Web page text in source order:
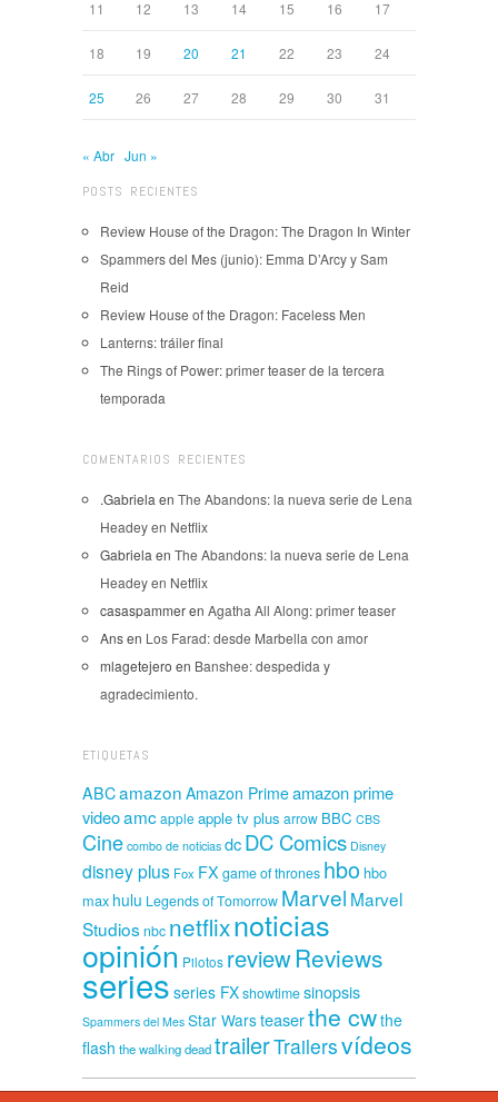
11 12 13 14 15 16 17
18 19 20 21 22 23 24
25 26 27 28 29 30 31
« Abr Jun »
POSTS RECIENTES
Review House of the Dragon: The Dragon In Winter
Spammers del Mes (junio): Emma D’Arcy y Sam
Reid
Review House of the Dragon: Faceless Men
Lanterns: tráiler final
The Rings of Power: primer teaser de la tercera
temporada
COMENTARIOS RECIENTES
.Gabrielaen The Abandons: la nueva serie de Lena
Headey en Netflix
Gabrielaen The Abandons: la nueva serie de Lena
Headey en Netflix
casaspammeren Agatha All Along: primer teaser
Ansen Los Farad: desde Marbella con amor
mlagetejero en Banshee: despedida y
agradecimiento.
ETIQUETAS
ABCamazon Amazon Primeamazon prime
videoamcapple apple tv plus arrow BBC CBS
Cine combo de noticias dcDC Comics Disney
disney plus Fox FX game of thrones hbo hbo
max hulu Legends of Tomorrow Marvel Marvel
Studios nbc netflixnoticias
opinión Pilotos reviewReviews
series series FXshowtimesinopsis
Spammers del Mes Star Warsteaserthe cwthe
flash the walking deadtrailerTrailersvídeos